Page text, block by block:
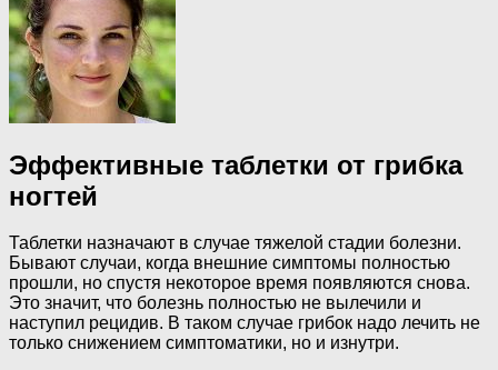
Эффективные таблетки от грибка
ногтей
Таблетки назначают в случае тяжелой стадии болезни.
Бывают случаи, когда внешние симптомы полностью
прошли, но спустя некоторое время появляются снова.
Это значит, что болезнь полностью не вылечили и
наступил рецидив. В таком случае грибок надо лечить не
только снижением симптоматики, но и изнутри.